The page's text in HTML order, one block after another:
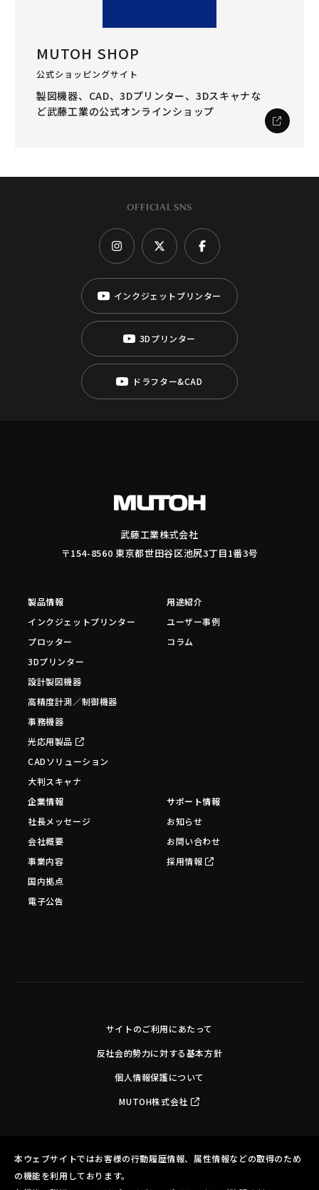
MUTOH SHOP
公式ショッピングサイト
製図機器、CAD、3Dプリンター、3Dスキャナな
ど武藤工業の公式オンラインショップ
OFFICIAL SNS
インクジェットプリンター
3Dプリンター
ドラフター&CAD
武藤工業株式会社
〒154-8560 東京都世田谷区池尻3丁目1番3号
製品情報
インクジェットプリンター
プロッター
3Dプリンター
設計製図機器
高精度計測／制御機器
事務機器
光応用製品
CADソリューション
大判スキャナ
用途紹介
ユーザー事例
コラム
企業情報
社長メッセージ
会社概要
事業内容
国内拠点
電子公告
サポート情報
お知らせ
お問い合わせ
採用情報
サイトのご利用にあたって
反社会的勢力に対する基本方針
個人情報保護について
MUTOH株式会社
Copyright©MUTOH INDUSTRIES LTD. All Rights Reserved.
本ウェブサイトではお客様の行動履歴情報、属性情報などの取得のため
の機能を利用しております。